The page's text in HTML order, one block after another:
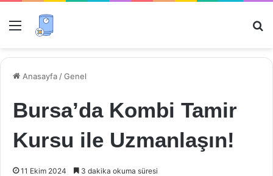
Menü
Anasayfa /Genel
Bursa’da Kombi Tamir
Kursu ile Uzmanlaşın!
11 Ekim 2024 3 dakika okuma süresi